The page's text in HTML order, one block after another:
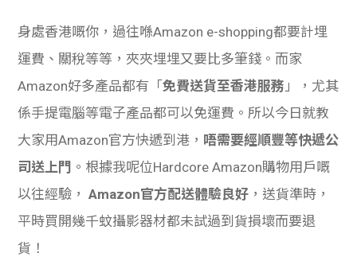
身處香港嘅你，過往喺Amazon e-shopping都要計埋
運費、關稅等等，夾夾埋埋又要比多筆錢。而家
Amazon好多產品都有「免費送貨至香港服務 」，尤其
係手提電腦等電子產品都可以免運費。所以今日就教
大家用Amazon官方快遞到港， 唔需要經順豐等快遞公
司送上門 。根據我呢位Hardcore Amazon購物用戶嘅
以往經驗，Amazon官方配送體驗良好 ，送貨準時，
平時買開幾千蚊攝影器材都未試過到貨損壞而要退
貨！